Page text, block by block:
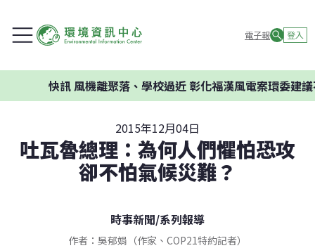
電子報 登入
快訊風機離聚落、學校過近 彰化福漢風電案環委建議不
2015年12月04日
吐瓦魯總理：為何人們懼怕恐攻
卻不怕氣候災難？
時事新聞/系列報導
作者：吳郁娟（作家、COP21特約記者）